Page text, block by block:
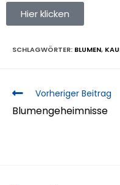
Hier klicken
SCHLAGWÖRTER: BLUMEN,
Vorheriger Beitrag
Blumengeheimnisse